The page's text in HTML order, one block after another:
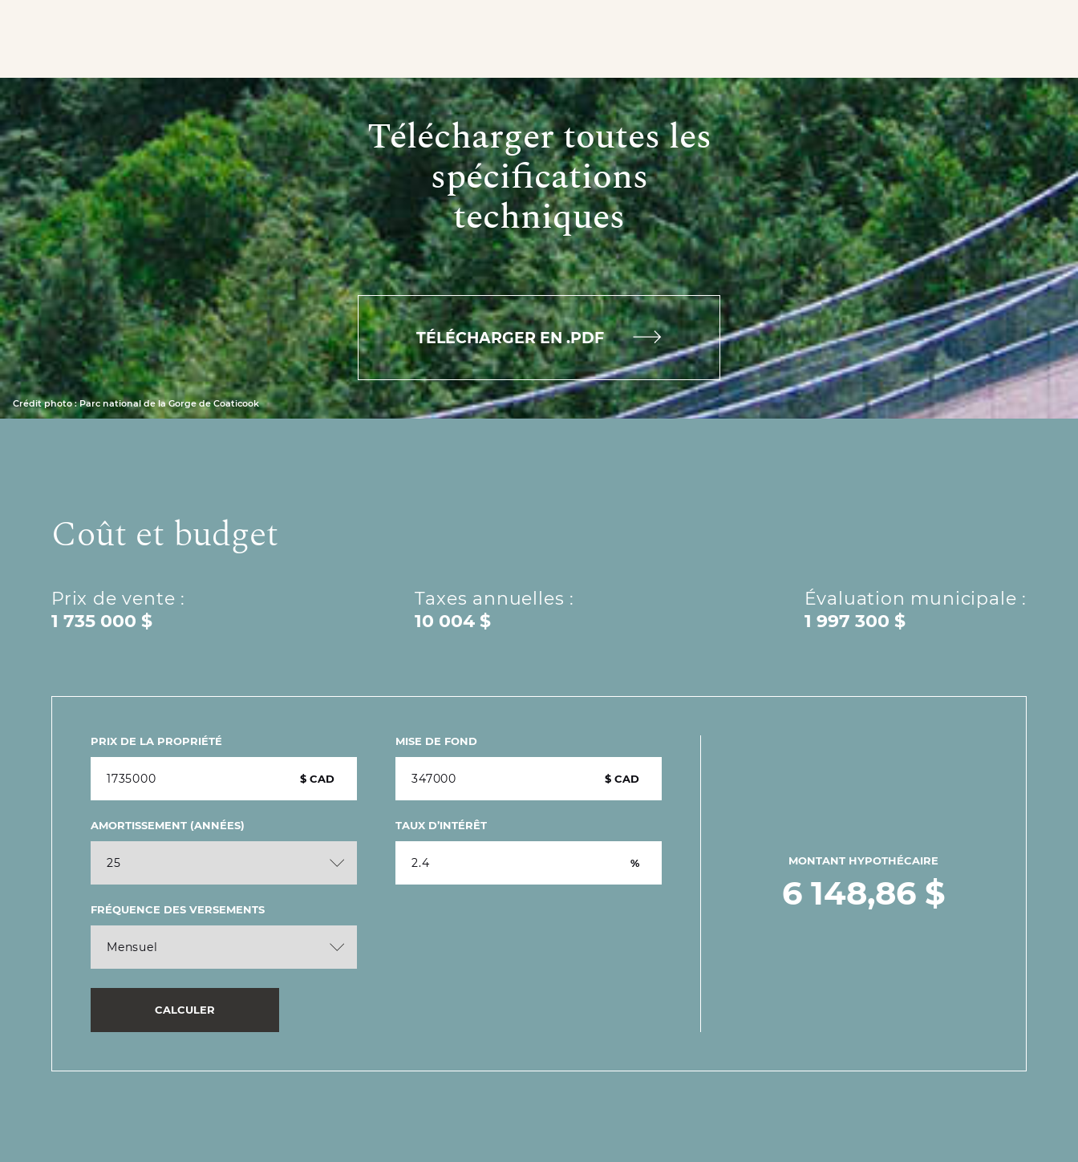
Télécharger toutes les
spécifications
techniques
TÉLÉCHARGER EN .PDF
Crédit photo : Parc national de la Gorge de Coaticook
Coût et budget
Prix de vente :
1 735 000 $
Taxes annuelles :
10 004 $
Évaluation municipale :
1 997 300 $
PRIX DE LA PROPRIÉTÉ
$ CAD
MISE DE FOND
$ CAD
AMORTISSEMENT (ANNÉES) TAUX D’INTÉRÊT
%
FRÉQUENCE DES VERSEMENTS
CALCULER
MONTANT HYPOTHÉCAIRE
6 148,86 $